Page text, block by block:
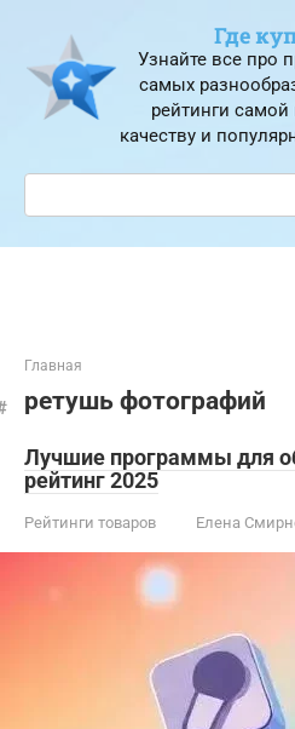
контенту
Где
Узнайте все про
самых
рейтинги
качеству и
Поиск:
Главная
ретушь фотографий
Лучшие программы для
рейтинг 2025
Рейтинги товаров Елена